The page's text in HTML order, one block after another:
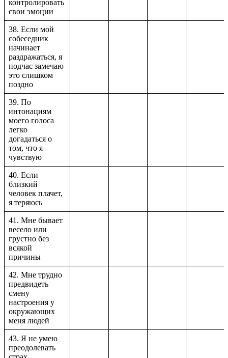
контролировать
свои эмоции
38. Если мой
собеседник
начинает
раздражаться, я
подчас замечаю
это слишком
поздно
39. По
интонациям
моего голоса
легко
догадаться о
том, что я
чувствую
40. Если
близкий
человек плачет,
я теряюсь
41. Мне бывает
весело или
грустно без
всякой
причины
42. Мне трудно
предвидеть
смену
настроения у
окружающих
меня людей
43. Я не умею
преодолевать